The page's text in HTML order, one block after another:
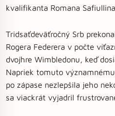
kvalifikanta Romana
Tridsaťdeväťročný Srb
Rogera Federera v počte
dvojhre Wimbledonu, keď
Napriek tomuto
po zápase nezlepšila jeho
sa viackrát vyjadril